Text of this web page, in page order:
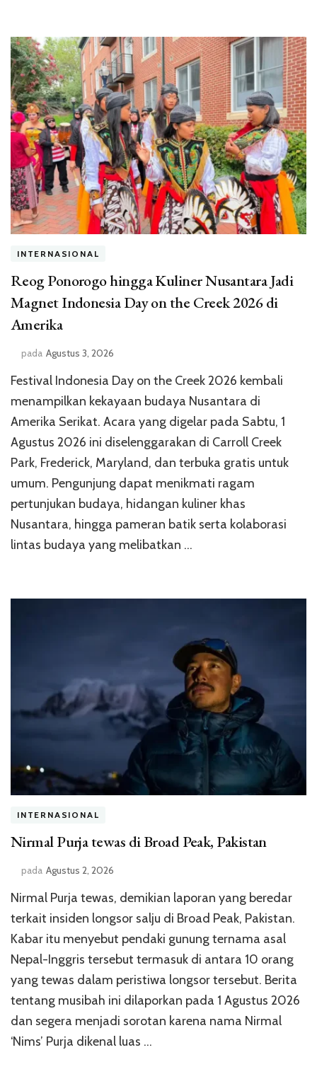
INTERNASIONAL
Reog Ponorogo hingga Kuliner Nusantara Jadi
Magnet Indonesia Day on the Creek 2026 di
Amerika
pada Agustus 3, 2026
Festival Indonesia Day on the Creek 2026 kembali
menampilkan kekayaan budaya Nusantara di
Amerika Serikat. Acara yang digelar pada Sabtu, 1
Agustus 2026 ini diselenggarakan di Carroll Creek
Park, Frederick, Maryland, dan terbuka gratis untuk
umum. Pengunjung dapat menikmati ragam
pertunjukan budaya, hidangan kuliner khas
Nusantara, hingga pameran batik serta kolaborasi
lintas budaya yang melibatkan …
INTERNASIONAL
Nirmal Purja tewas di Broad Peak, Pakistan
pada Agustus 2, 2026
Nirmal Purja tewas, demikian laporan yang beredar
terkait insiden longsor salju di Broad Peak, Pakistan.
Kabar itu menyebut pendaki gunung ternama asal
Nepal-Inggris tersebut termasuk di antara 10 orang
yang tewas dalam peristiwa longsor tersebut. Berita
tentang musibah ini dilaporkan pada 1 Agustus 2026
dan segera menjadi sorotan karena nama Nirmal
‘Nims’ Purja dikenal luas …